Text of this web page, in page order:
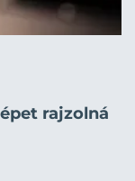
rajzolná